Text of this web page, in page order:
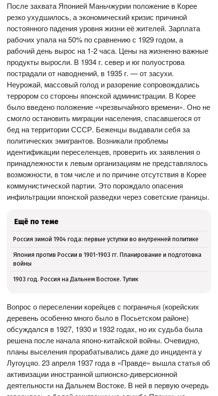
После захвата Японией Маньчжурии положение в Корее
резко ухудшилось, а экономический кризис причиной
постоянного падения уровня жизни её жителей. Зарплата
рабочих упала на 50% по сравнению с 1929 годом, а
рабочий день вырос на 1-2 часа. Цены на жизненно важные
продукты выросли. В 1934 г. север и юг полуострова
пострадали от наводнений, в 1935 г. — от засухи.
Неурожай, массовый голод и разорение сопровождались
террором со стороны японской администрации. В Корее
было введено положение «чрезвычайного времени». Оно не
смогло остановить миграции населения, спасавшегося от
бед на территории СССР. Беженцы выдавали себя за
политических эмигрантов. Возникали проблемы
идентификации переселенцев, проверить их заявления о
принадлежности к левым организациям не представлялось
возможности, в том числе и по причине отсутствия в Корее
коммунистической партии. Это порождало опасения
инфильтрации японской разведки через советские границы.
Ещё по теме
Россия зимой 1904 года: первые уступки во внутренней политике
Япония против России в 1901-1903 гг. Планирование и подготовка
войны
1903 год. Россия на Дальнем Востоке. Тупик
Вопрос о переселении корейцев с пограничья (корейских
деревень особенно много было в Посьетском районе)
обсуждался в 1927, 1930 и 1932 годах, но их судьба была
решена после начала японо-китайской войны. Очевидно,
планы выселения прорабатывались даже до инцидента у
Лугоуцяо. 23 апреля 1937 года в «Правде» вышла статья об
активизации иностранной шпионско-диверсионной
деятельности на Дальнем Востоке. В ней в первую очередь